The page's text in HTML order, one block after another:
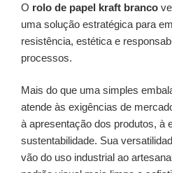
O rolo de papel kraft branco
uma solução estratégica para
resistência, estética e
processos.
Mais do que uma simples
atende às exigências de
à apresentação dos produtos, à
sustentabilidade. Sua
vão do uso industrial ao